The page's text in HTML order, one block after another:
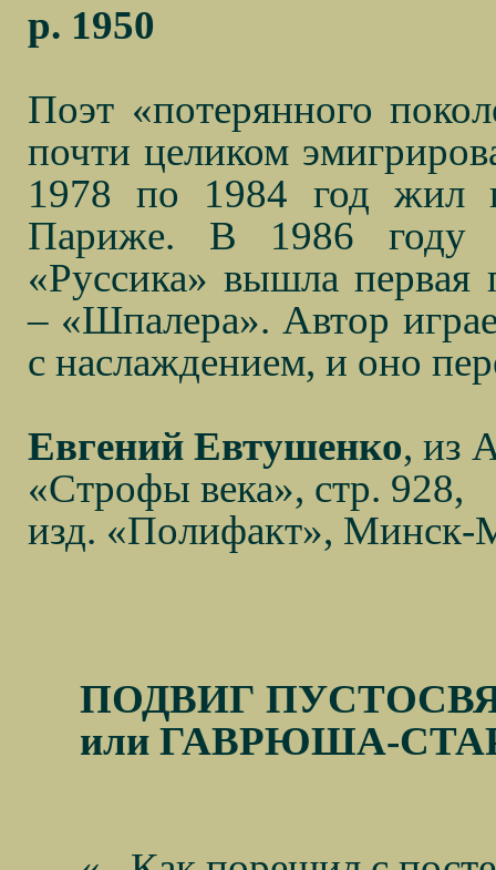
р. 1950
Поэт «потерянного
почти целиком
1978 по 1984 год жил
Париже. В 1986 году в
«Руссика» вышла первая
– «Шпалера». Автор
с наслаждением, и оно
Евгений Евтушенко, из
«Строфы века», стр. 928,
изд. «Полифакт», Минск-
ПОДВИГ
или ГАВРЮША-